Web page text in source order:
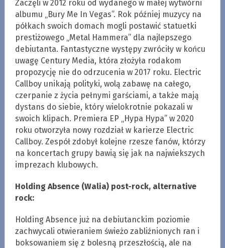
Zaczęli w 2012 roku od wydanego w małej wytwórni
albumu „Bury Me In Vegas”. Rok później muzycy na
półkach swoich domach mogli postawić statuetki
prestiżowego „Metal Hammera” dla najlepszego
debiutanta. Fantastyczne występy zwróciły w końcu
uwagę Century Media, która złożyła rodakom
propozycję nie do odrzucenia w 2017 roku. Electric
Callboy unikają polityki, wolą zabawę na całego,
czerpanie z życia pełnymi garściami, a także mają
dystans do siebie, który wielokrotnie pokazali w
swoich klipach. Premiera EP „Hypa Hypa” w 2020
roku otworzyła nowy rozdział w karierze Electric
Callboy. Zespół zdobył kolejne rzesze fanów, którzy
na koncertach grupy bawią się jak na najwiekszych
imprezach klubowych.
Holding Absence (Walia) post-rock, alternative
rock:
Holding Absence już na debiutanckim poziomie
zachwycali otwieraniem świeżo zabliźnionych ran i
boksowaniem się z bolesną przeszłością, ale na